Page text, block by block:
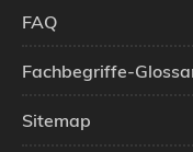
FAQ
Fachbegriffe-
Sitemap